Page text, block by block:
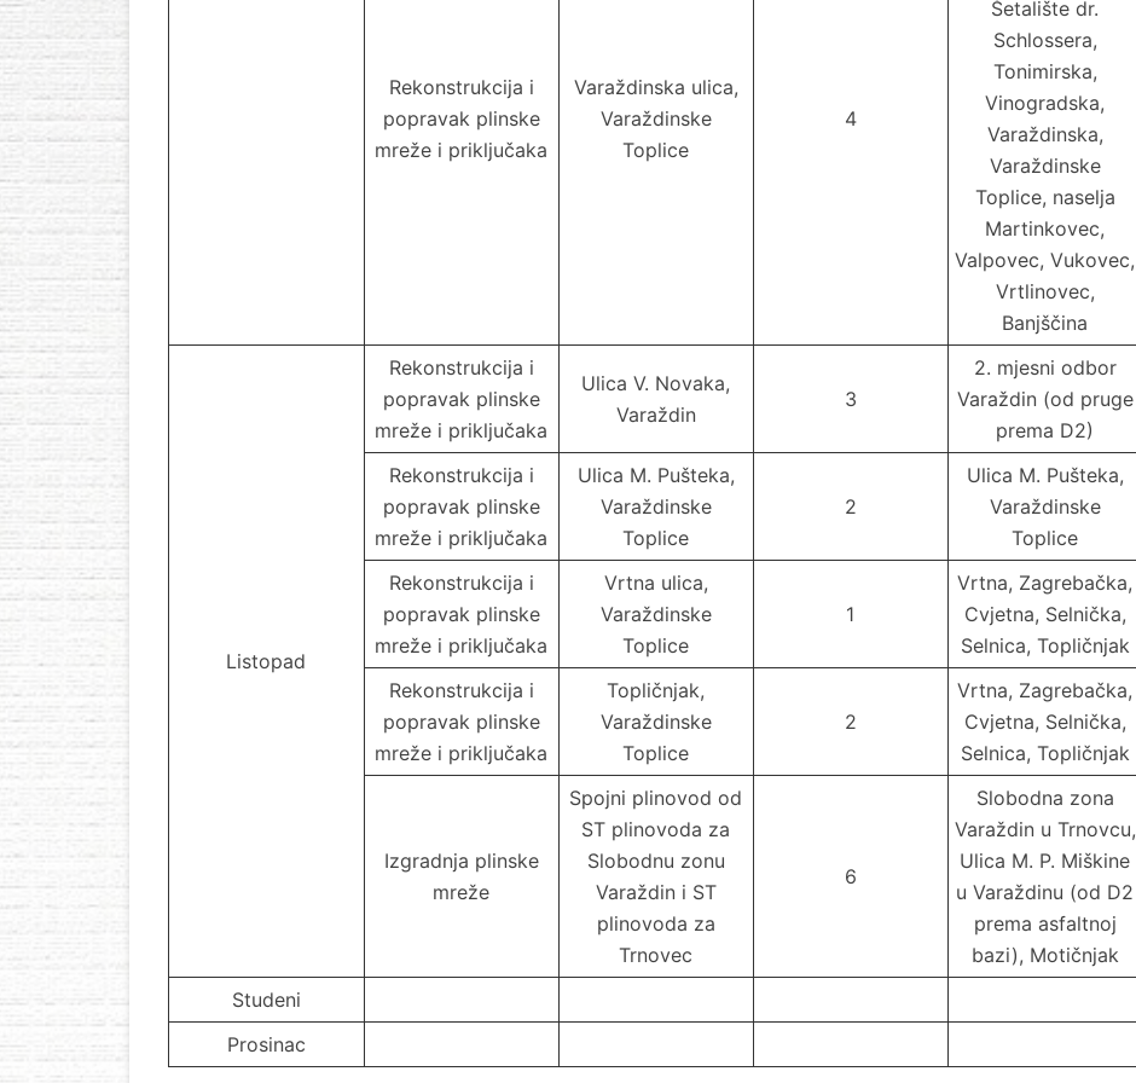
Rekonstrukcija i
popravak plinske
mreže i priključaka
Varaždinska ulica,
Varaždinske
Toplice
4
Šetalište dr.
Schlossera,
Tonimirska,
Vinogradska,
Varaždinska,
Varaždinske
Toplice, naselja
Martinkovec,
Valpovec, Vukovec,
Vrtlinovec,
Banjščina
Listopad
Rekonstrukcija i
popravak plinske
mreže i priključaka
Ulica V. Novaka,
Varaždin
3
2. mjesni odbor
Varaždin (od pruge
prema D2)
Rekonstrukcija i
popravak plinske
mreže i priključaka
Ulica M. Pušteka,
Varaždinske
Toplice
2
Ulica M. Pušteka,
Varaždinske
Toplice
Rekonstrukcija i
popravak plinske
mreže i priključaka
Vrtna ulica,
Varaždinske
Toplice
1
Vrtna, Zagrebačka,
Cvjetna, Selnička,
Selnica, Topličnjak
Rekonstrukcija i
popravak plinske
mreže i priključaka
Topličnjak,
Varaždinske
Toplice
2
Vrtna, Zagrebačka,
Cvjetna, Selnička,
Selnica, Topličnjak
Izgradnja plinske
mreže
Spojni plinovod od
ST plinovoda za
Slobodnu zonu
Varaždin i ST
plinovoda za
Trnovec
6
Slobodna zona
Varaždin u Trnovcu,
Ulica M. P. Miškine
u Varaždinu (od D2
prema asfaltnoj
bazi), Motičnjak
Studeni
Prosinac